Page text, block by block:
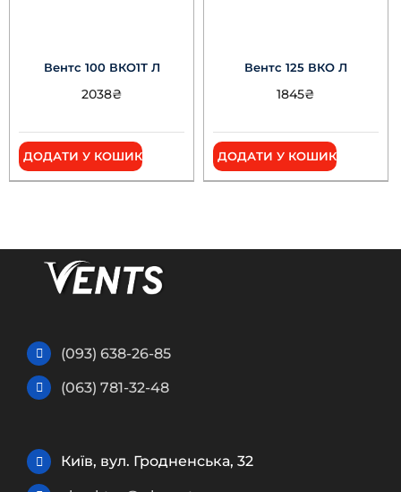
Вентс 100 ВКО1Т Л
2038₴
ДОДАТИ У КОШИК
Вентс 125 ВКО Л
1845₴
ДОДАТИ У КОШИК
(093) 638-26-85
(063) 781-32-48
Київ, вул. Гродненська, 32